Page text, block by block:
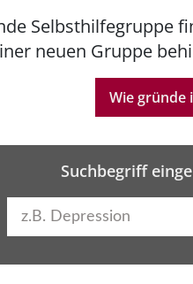
Selbsthilfegruppe
neuen Gruppe
Wie gründe
Suchbegriff